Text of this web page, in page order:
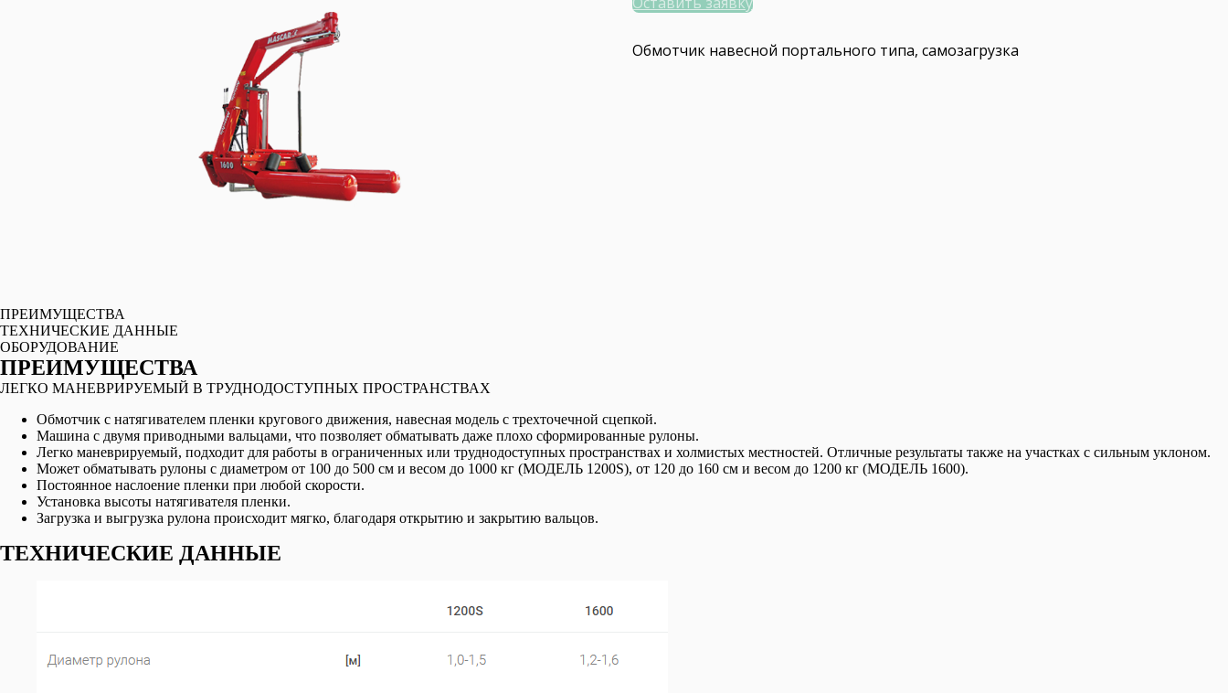
Обмотчик навесной портального типа, самозагрузка
ПРЕИМУЩЕСТВА
ТЕХНИЧЕСКИЕ ДАННЫЕ
OБОРУДОВАНИЕ
ПРЕИМУЩЕСТВА
ЛЕГКО МАНЕВРИРУЕМЫЙ В ТРУДНОДОСТУПНЫХ ПРОСТРАНСТВАХ
Обмотчик с натягивателем пленки кругового движения, навесная модель с трехточечной сцепкой.
Машина с двумя приводными вальцами, что позволяет обматывать даже плохо сформированные рулоны.
Легко маневрируемый, подходит для работы в ограниченных или труднодоступных пространствах и холмистых местностей. Отличные результаты также на участках с сильным уклоном.
Может обматывать рулоны с диаметром от 100 до 500 см и весом до 1000 кг (МОДЕЛЬ 1200S), от 120 до 160 см и весом до 1200 кг (МОДЕЛЬ 1600).
Постоянное наслоение пленки при любой скорости.
Установка высоты натягивателя пленки.
Загрузка и выгрузка рулона происходит мягко, благодаря открытию и закрытию вальцов.
ТЕХНИЧЕСКИЕ ДАННЫЕ